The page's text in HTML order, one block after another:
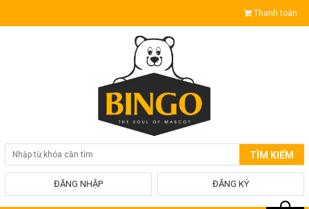
Thanh toán
TÌM KIẾM
ĐĂNG KÝ
ĐĂNG NHẬP